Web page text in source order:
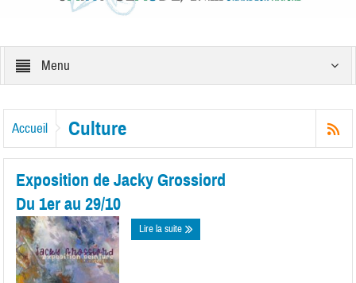
Menu
Accueil Culture
Exposition de Jacky Grossiord
Du 1er au 29/10
Lire la suite